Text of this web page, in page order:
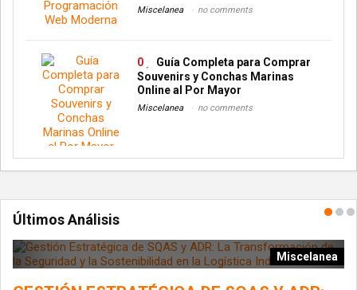
Miscelanea no comments
0
Guía Completa para Comprar
Souvenirs y Conchas Marinas
Online al Por Mayor
Miscelanea no comments
Últimos Análisis
Miscelanea